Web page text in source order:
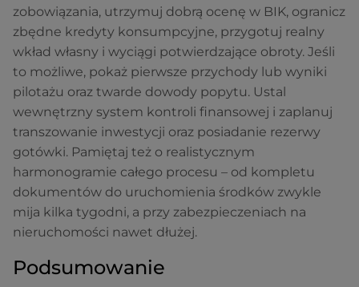
zobowiązania, utrzymuj dobrą ocenę w BIK, ogranicz
zbędne kredyty konsumpcyjne, przygotuj realny
wkład własny i wyciągi potwierdzające obroty. Jeśli
to możliwe, pokaż pierwsze przychody lub wyniki
pilotażu oraz twarde dowody popytu. Ustal
wewnętrzny system kontroli finansowej i zaplanuj
transzowanie inwestycji oraz posiadanie rezerwy
gotówki. Pamiętaj też o realistycznym
harmonogramie całego procesu – od kompletu
dokumentów do uruchomienia środków zwykle
mija kilka tygodni, a przy zabezpieczeniach na
nieruchomości nawet dłużej.
Podsumowanie